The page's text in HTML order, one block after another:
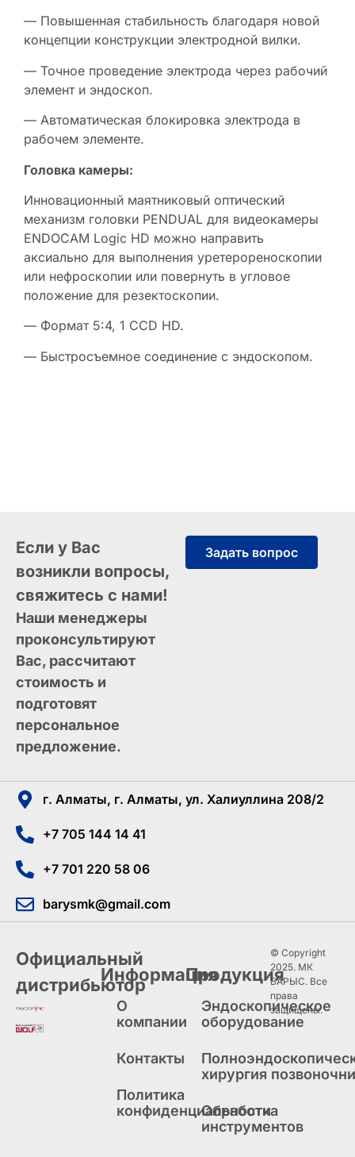
— Повышенная стабильность благодаря новой
концепции конструкции электродной вилки.
— Точное проведение электрода через рабочий
элемент и эндоскоп.
— Автоматическая блокировка электрода в
рабочем элементе.
Головка камеры:
Инновационный маятниковый оптический
механизм головки PENDUAL для видеокамеры
ENDOCAM Logic HD можно направить
аксиально для выполнения уретерореноскопии
или нефроскопии или повернуть в угловое
положение для резектоскопии.
— Формат 5:4, 1 CCD HD.
— Быстросъемное соединение с эндоскопом.
Если у Вас
возникли вопросы,
свяжитесь с нами!
Наши менеджеры
проконсультируют
Вас, рассчитают
стоимость и
подготовят
персональное
предложение.
Задать вопрос
г. Алматы, г. Алматы, ул. Халиуллина 208/2
+7 705 144 14 41
+7 701 220 58 06
barysmk@gmail.com
Официальный
дистрибьюторИнформация
О
компании
Контакты
Политика
конфиденциальности
Продукция
Эндоскопическое
оборудование
хирургия
Обработка
инструментов
© Copyright
2025. МК
БАРЫС. Все
права
защищены.